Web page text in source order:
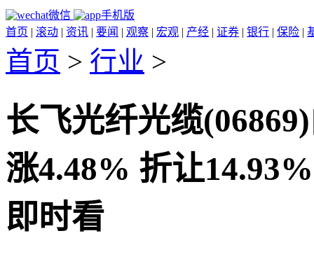
微信
手机版
首页 | 滚动 | 资讯 | 要闻 | 观察 | 宏观 | 产经 | 证券 | 银行 | 保险 |
首页 > 行业 >
长飞光纤光缆
涨4.48% 折让
即时看